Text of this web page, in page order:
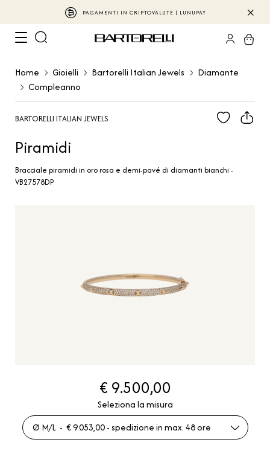
BARTORELLI ITALIAN JEWELS
Home Gioielli Bartorelli Italian Jewels
Diamante
Compleanno
BARTORELLI ITALIAN JEWELS
Piramidi
Bracciale piramidi in oro rosa e demi-pavé di diamanti bianchi -
VB27578DP
€ 9.500,00
Seleziona la misura
Ø M/L - € 9.053,00 - spedizione in max. 48 ore